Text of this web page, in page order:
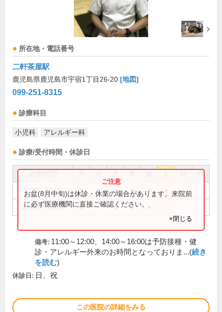
所在地・電話番号
二軒茶屋駅
鹿児島県鹿児島市宇宿1丁目26-20 [地図]
099-251-8315
診療科目
小児科 アレルギー科
診療/受付時間・休診日
祝
9:00～12:00 ● ● ● ● ●
14:00～18:00 ● ● ●
お盆(8月中旬)は休診・休業の場合があります。来院前
に必ず医療機関に直接ご確認ください。
×閉じる
備考: 11:00～12:00、14:00～16:00は予防接種・健
診・アレルギー外来のお時間となっておりま...(続き
を読む)
休診日: 日、祝
この医院の詳細をみる